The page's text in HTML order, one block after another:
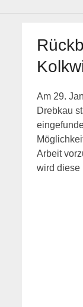
Am 29.
Drebkau
Arbeit
wird diese